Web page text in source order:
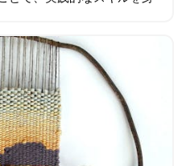
トルコ菓子付き。…